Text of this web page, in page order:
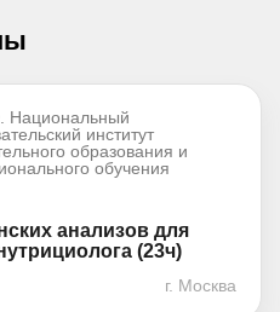
институт
образования и
обучения
анализов для
(23ч)
г. Москва